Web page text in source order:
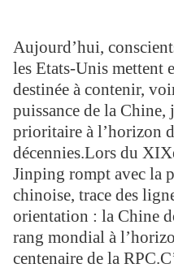
Aujourd’hui,
les Etats-Unis mettent
destinée à contenir,
puissance de la Chine,
prioritaire à l’horizon
décennies.Lors du
Jinping rompt avec la
chinoise, trace des
orientation : la Chine
rang mondial à
centenaire de la